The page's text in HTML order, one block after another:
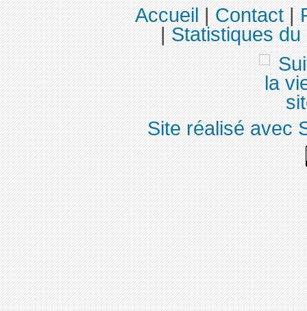
Accueil|Contact|
|Statistiques du
Site réalisé avec